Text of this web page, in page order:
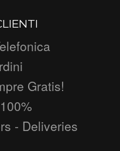
Gratis!
- Deliveries